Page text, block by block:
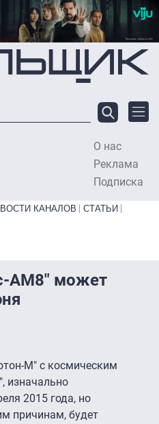
О нас
Реклама
Подписка
КАНАЛОВ
СТАТЬИ
АМ8" может
М" с космическим
изначально
2015 года, но
причинам, будет